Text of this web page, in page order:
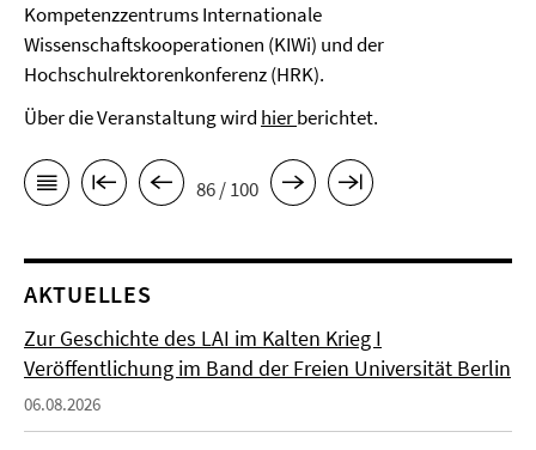
Kompetenzzentrums Internationale
Wissenschaftskooperationen (KIWi) und der
Hochschulrektorenkonferenz (HRK).
Über die Veranstaltung wird hierberichtet.
86 / 100
AKTUELLES
Zur Geschichte des LAI im Kalten Krieg I
Veröffentlichung im Band der Freien Universität Berlin
06.08.2026